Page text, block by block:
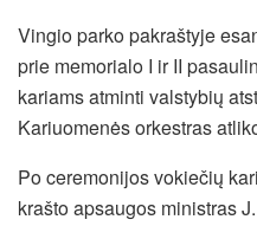
Vingio parko pakraštyje
prie memorialo I ir II
kariams atminti valstybių
Kariuomenės orkestras
Po ceremonijos vokiečių
krašto apsaugos ministras